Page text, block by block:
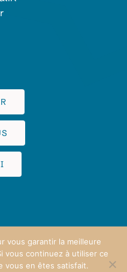
SUD SAINTE BAUME
vous garantir la meilleure
vous continuez à utiliser ce
vous en êtes satisfait.